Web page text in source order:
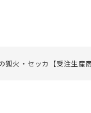
火・セッカ【受注生産商